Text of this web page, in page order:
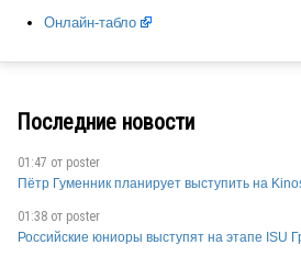
DEN
Онлайн-табло
Последние новости
01:47 от poster
Пётр Гуменник планирует выступить на
01:38 от poster
Российские юниоры выступят на этапе ISU